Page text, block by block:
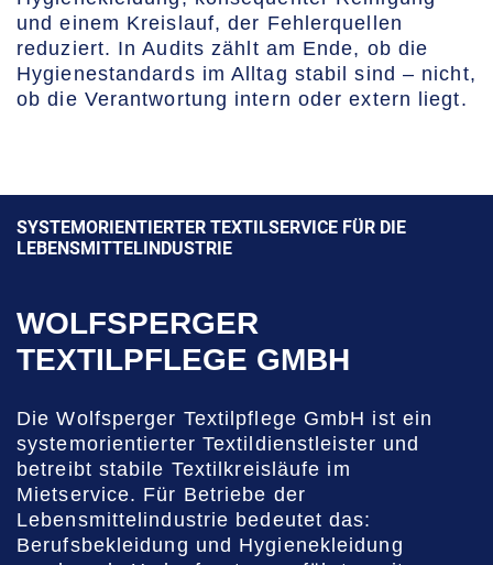
und einem Kreislauf, der Fehlerquellen
reduziert. In Audits zählt am Ende, ob die
Hygienestandards im Alltag stabil sind – nicht,
ob die Verantwortung intern oder extern liegt.
SYSTEMORIENTIERTER TEXTILSERVICE FÜR DIE
LEBENSMITTELINDUSTRIE
WOLFSPERGER
TEXTILPFLEGE GMBH
Die Wolfsperger Textilpflege GmbH ist ein
systemorientierter Textildienstleister und
betreibt stabile Textilkreisläufe im
Mietservice. Für Betriebe der
Lebensmittelindustrie bedeutet das:
Berufsbekleidung und Hygienekleidung